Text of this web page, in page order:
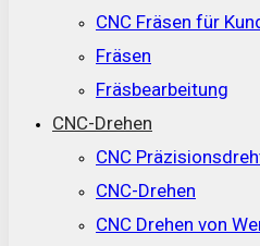
CNC Fräsen für
Fräsen
Fräsbearbeitung
CNC-Drehen
CNC
CNC-Drehen
CNC Drehen von